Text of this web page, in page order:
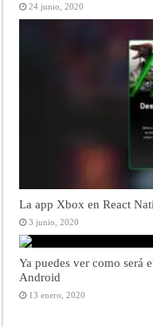
24 junio, 2020
La app Xbox en React
3 junio, 2020
Ya puedes ver como será
Android
13 enero, 2020